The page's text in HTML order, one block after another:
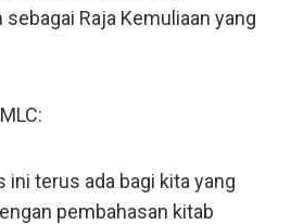
Raja Kemuliaan yang
ini terus ada bagi kita yang
pembahasan kitab